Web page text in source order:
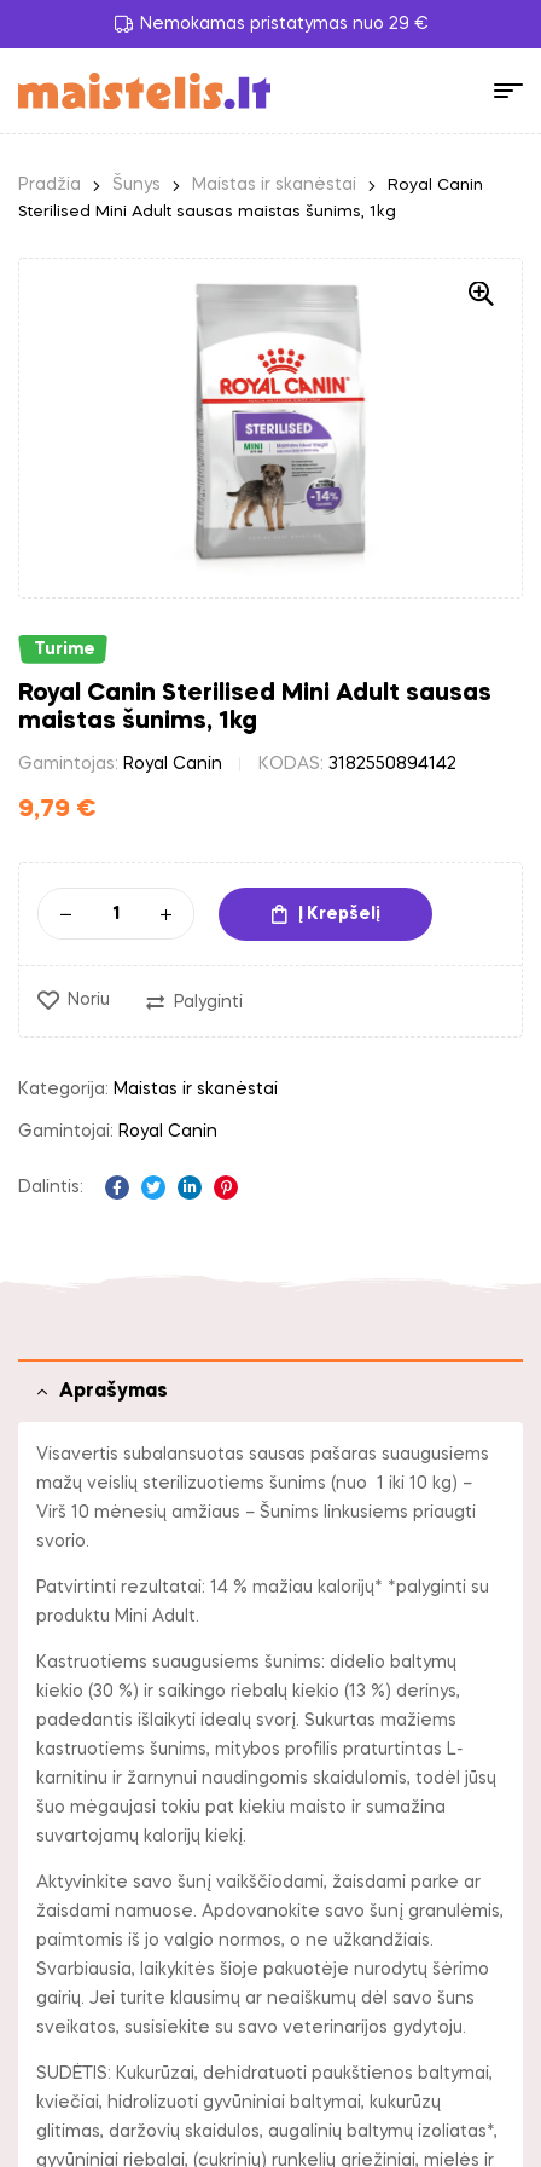
Nemokamas pristatymas nuo 29 €
Pradžia Šunys Maistas ir skanėstai
Royal Canin
Sterilised Mini Adult sausas maistas šunims, 1kg
Turime
Royal Canin Sterilised Mini Adult sausas
maistas šunims, 1kg
Gamintojas: Royal Canin KODAS: 3182550894142
9,79 €
Į Krepšelį
Noriu Palyginti
Kategorija: Maistas ir skanėstai
Gamintojai: Royal Canin
Dalintis:
Aprašymas
Visavertis subalansuotas sausas pašaras suaugusiems
mažų veislių sterilizuotiems šunims (nuo 1 iki 10 kg) –
Virš 10 mėnesių amžiaus – Šunims linkusiems priaugti
svorio.
Patvirtinti rezultatai: 14 % mažiau kalorijų* *palyginti su
produktu Mini Adult.
Kastruotiems suaugusiems šunims: didelio baltymų
kiekio (30 %) ir saikingo riebalų kiekio (13 %) derinys,
padedantis išlaikyti idealų svorį. Sukurtas mažiems
kastruotiems šunims, mitybos profilis praturtintas L-
karnitinu ir žarnynui naudingomis skaidulomis, todėl jūsų
šuo mėgaujasi tokiu pat kiekiu maisto ir sumažina
suvartojamų kalorijų kiekį.
Aktyvinkite savo šunį vaikščiodami, žaisdami parke ar
žaisdami namuose. Apdovanokite savo šunį granulėmis,
paimtomis iš jo valgio normos, o ne užkandžiais.
Svarbiausia, laikykitės šioje pakuotėje nurodytų šėrimo
gairių. Jei turite klausimų ar neaiškumų dėl savo šuns
sveikatos, susisiekite su savo veterinarijos gydytoju.
SUDĖTIS: Kukurūzai, dehidratuoti paukštienos baltymai,
kviečiai, hidrolizuoti gyvūniniai baltymai, kukurūzų
glitimas, daržovių skaidulos, augalinių baltymų izoliatas*,
gyvūniniai riebalai, (cukrinių) runkelių griežiniai, mielės ir